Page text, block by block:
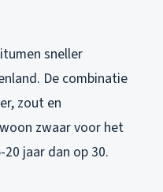
sneller
De combinatie
zout en
zwaar voor het
jaar dan op 30.